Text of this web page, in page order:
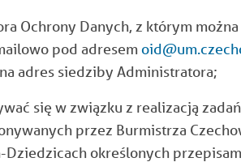
Ochrony Danych, z którym
pod adresem
adres siedziby Administratora;
się w związku z realizacją
przez Burmistrza
określonych